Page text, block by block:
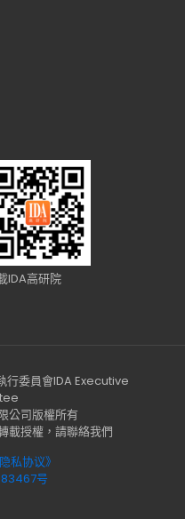
IDA高研院
委員會IDA Executive
公司版權所有
載授權，請聯絡我們
隐私协议》
号